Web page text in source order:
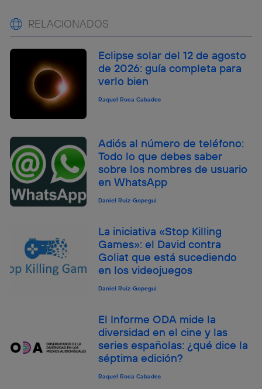
RELACIONADOS
Eclipse solar del 12 de agosto
de 2026: guía completa para
verlo bien
Raquel Roca Cabades
Adiós al número de teléfono:
Todo lo que debes saber
sobre los nombres de usuario
en WhatsApp
Daniel Ruiz-Gopegui
La iniciativa «Stop Killing
Games»: el David contra
Goliat que está sucediendo
en los videojuegos
Daniel Ruiz-Gopegui
El Informe ODA mide la
diversidad en el cine y las
series españolas: ¿qué dice la
séptima edición?
Raquel Roca Cabades